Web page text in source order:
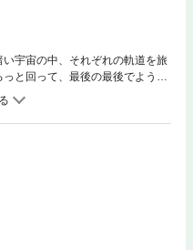
宇宙の中、それぞれの軌道を旅
と回って、最後の最後でようや
——「二つの彗星」 「遠くて遠
人と風景。ひとりの人間とし
を、世界を、愛おしく、 時には
かりさす世界に向かう、光のよ
、ウェブ、これまで様々な媒体
追加。唯一無二の音楽家・文筆